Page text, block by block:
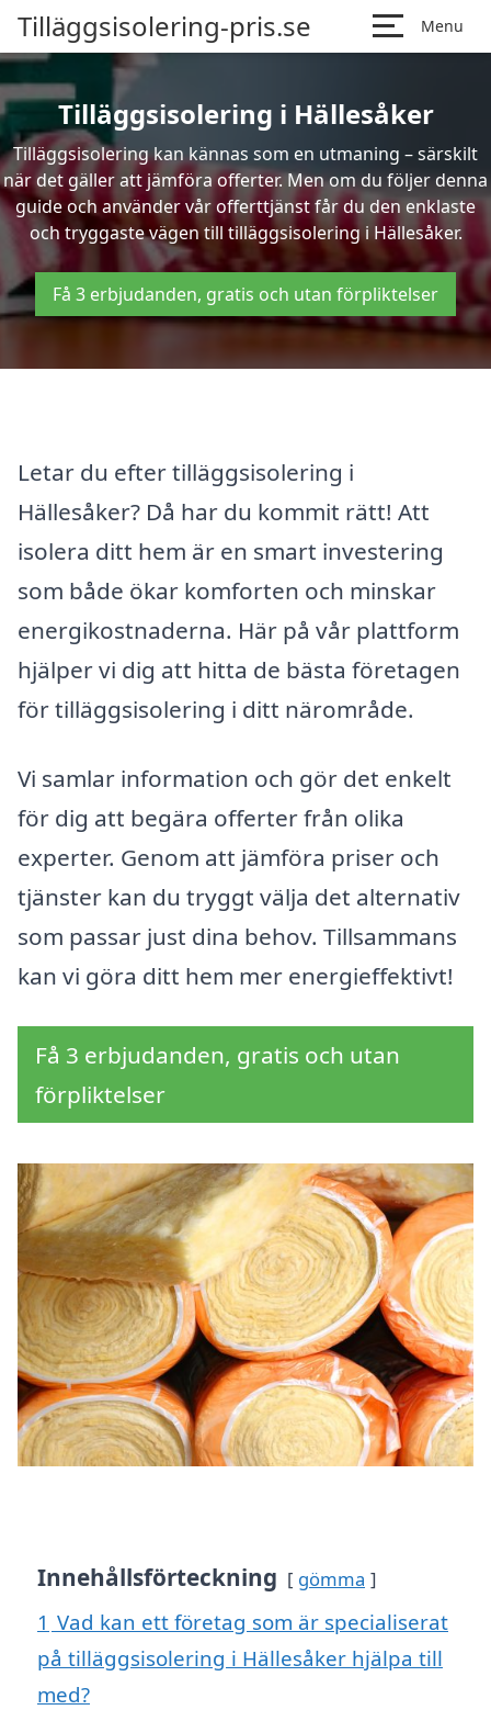
Tilläggsisolering-pris.se Menu
Tilläggsisolering i Hällesåker
Tilläggsisolering kan kännas som en utmaning – särskilt
när det gäller att jämföra offerter. Men om du följer denna
guide och använder vår offerttjänst får du den enklaste
och tryggaste vägen till tilläggsisolering i Hällesåker.
Få 3 erbjudanden, gratis och utan förpliktelser
Letar du efter tilläggsisolering i
Hällesåker? Då har du kommit rätt! Att
isolera ditt hem är en smart investering
som både ökar komforten och minskar
energikostnaderna. Här på vår plattform
hjälper vi dig att hitta de bästa företagen
för tilläggsisolering i ditt närområde.
Vi samlar information och gör det enkelt
för dig att begära offerter från olika
experter. Genom att jämföra priser och
tjänster kan du tryggt välja det alternativ
som passar just dina behov. Tillsammans
kan vi göra ditt hem mer energieffektivt!
Få 3 erbjudanden, gratis och utan
förpliktelser
Innehållsförteckning gömma
1 Vad kan ett företag som är specialiserat
på tilläggsisolering i Hällesåker hjälpa till
med?